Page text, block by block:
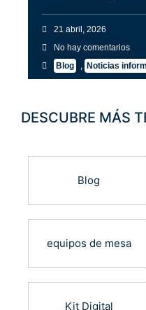
21 abril, 2026
No hay comentarios
Blog
, Noticias
DESCUBRE MÁS
Blog
equipos de mesa
Kit Digital